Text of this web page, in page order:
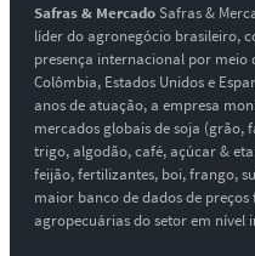
Safras & MercadoSafras &
líder do agronegócio brasileiro,
presença internacional por meio
Colômbia, Estados Unidos e
anos de atuação, a empresa
mercados globais de soja (grão,
trigo, algodão, café, açúcar &
feijão, fertilizantes, boi, frango,
maior banco de dados de preços
agropecuárias do setor em nível